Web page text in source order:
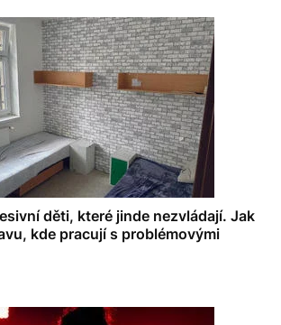
děti, které jinde nezvládají. Jak
kde pracují s problémovými